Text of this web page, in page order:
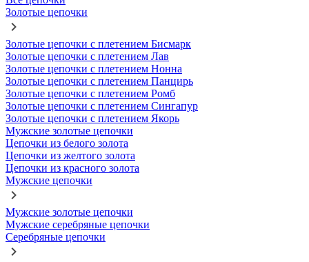
Золотые цепочки
Золотые цепочки с плетением Бисмарк
Золотые цепочки с плетением Лав
Золотые цепочки с плетением Нонна
Золотые цепочки с плетением Панцирь
Золотые цепочки с плетением Ромб
Золотые цепочки с плетением Сингапур
Золотые цепочки с плетением Якорь
Мужские золотые цепочки
Цепочки из белого золота
Цепочки из желтого золота
Цепочки из красного золота
Мужские цепочки
Мужские золотые цепочки
Мужские серебряные цепочки
Серебряные цепочки